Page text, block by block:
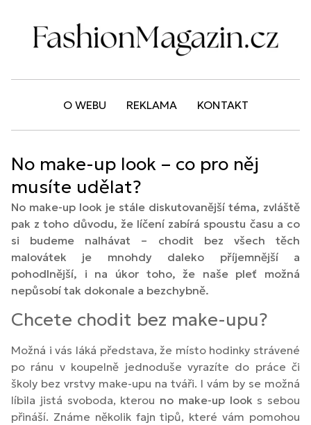
O WEBU REKLAMA KONTAKT
No make-up look – co pro něj
musíte udělat?
No make-up look je stále diskutovanější téma, zvláště
pak z toho důvodu, že líčení zabírá spoustu času a co
si budeme nalhávat – chodit bez všech těch
malovátek je mnohdy daleko příjemnější a
pohodlnější, i na úkor toho, že naše pleť možná
nepůsobí tak dokonale a bezchybně.
Chcete chodit bez make-upu?
Možná i vás láká představa, že místo hodinky strávené
po ránu v koupelně jednoduše vyrazíte do práce či
školy bez vrstvy make-upu na tváři. I vám by se možná
líbila jistá svoboda, kterou no make-up look s sebou
přináší. Známe několik fajn tipů, které vám pomohou